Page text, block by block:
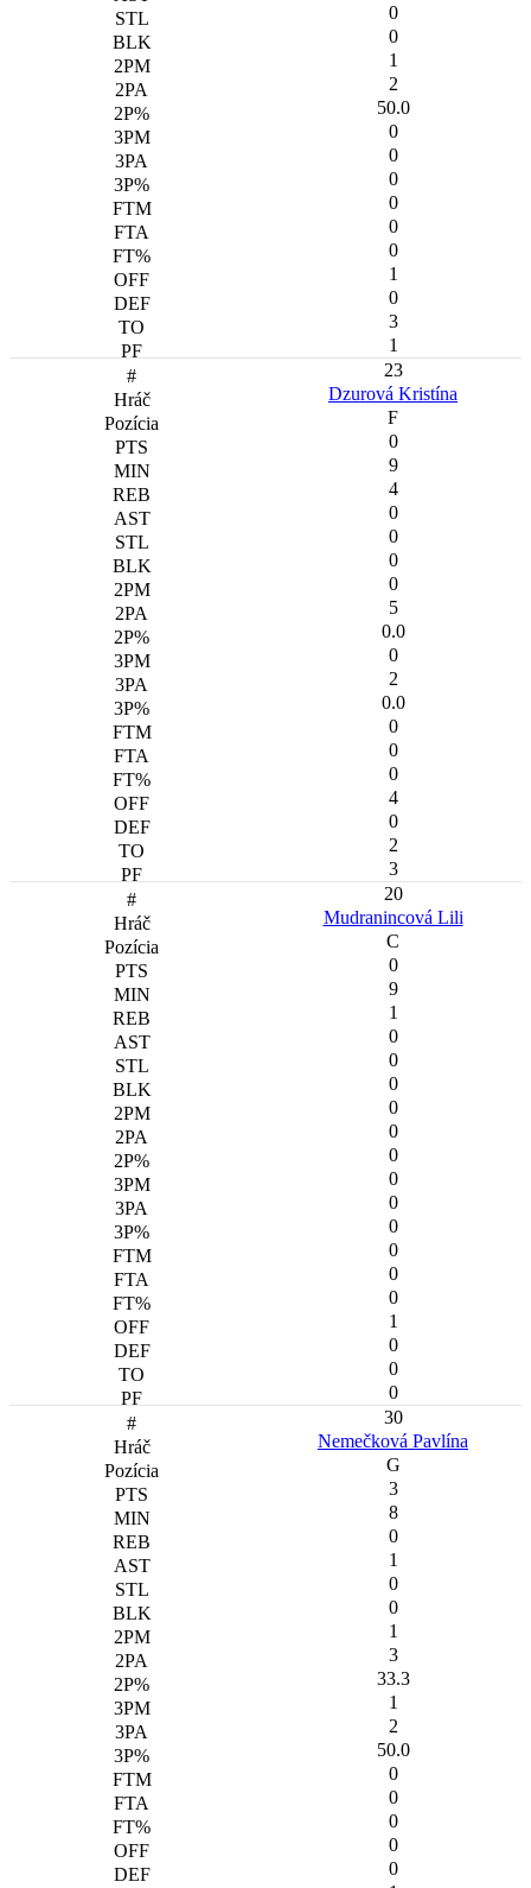
0
0
1
2
50.0
0
0
0
0
0
0
1
0
3
1
23
Dzurová Kristína
F
0
9
4
0
0
0
0
5
0.0
0
2
0.0
0
0
0
4
0
2
3
20
Mudranincová Lili
C
0
9
1
0
0
0
0
0
0
0
0
0
0
0
0
1
0
0
0
30
Nemečková Pavlína
G
3
8
0
1
0
0
1
3
33.3
1
2
50.0
0
0
0
0
0